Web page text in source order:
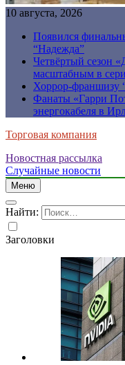
10 августа, 2026
Появился
“Надежда”
Четвёртый сезон
масштабным в
Хоррор-франшизу
Фанаты «Гарри
энергокабеля в
Торговая компания
Новостная рассылка
Случайные новости
Меню
Найти:
Заголовки